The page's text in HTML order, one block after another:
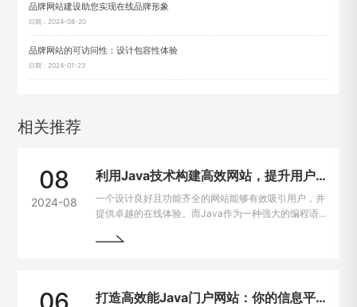
品牌网站建设助您实现在线品牌形象
日期：2024-08-20
品牌网站的可访问性：设计包容性体验
日期：2024-01-23
相关推荐
08
2024-08
利用Java技术构建高效网站，提升用户在线体验
一个设计良好且功能齐全的网站能够有效吸引用户，并
提供卓越的在线体验。而Java作为一种强大的编程语
的热门选择。
打造高效能Java门户网站：你的信息平台解决方案